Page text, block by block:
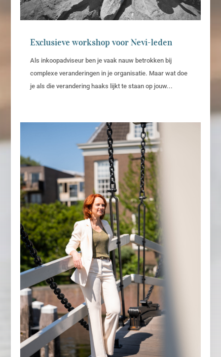
Exclusieve workshop voor Nevi-leden
Als inkoopadviseur ben je vaak nauw betrokken bij
complexe veranderingen in je organisatie. Maar wat doe
je als die verandering haaks lijkt te staan op jouw...